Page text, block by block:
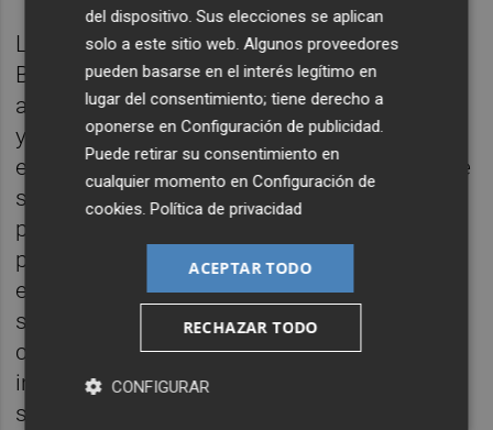
Los candidatos para los eventos de
Barcelona 2024 deberán tener al menos 18
años cumplidos el 31 de diciembre de 2023
y deberán comprometerse con turnos
específicos de 10 días, de aproximadamente
seis horas diarias por turno. Los turnos se
publicarán con antelación. Los voluntarios
pueden ofrecerse para los seis turnos
establecidos para los 68 días de evento o
seleccionar los turnos que más les
convengan. Tras el proceso de selección
inicial, todos los candidatos seleccionados
serán entrevistados en persona o por
del dispositivo. Sus elecciones se aplican
solo a este sitio web. Algunos proveedores
pueden basarse en el interés legítimo en
lugar del consentimiento; tiene derecho a
oponerse enConfiguración de publicidad.
Puede retirar su consentimiento en
cualquier momento enConfiguración de
cookies.Política de privacidad
ACEPTAR TODO
RECHAZAR TODO
CONFIGURAR